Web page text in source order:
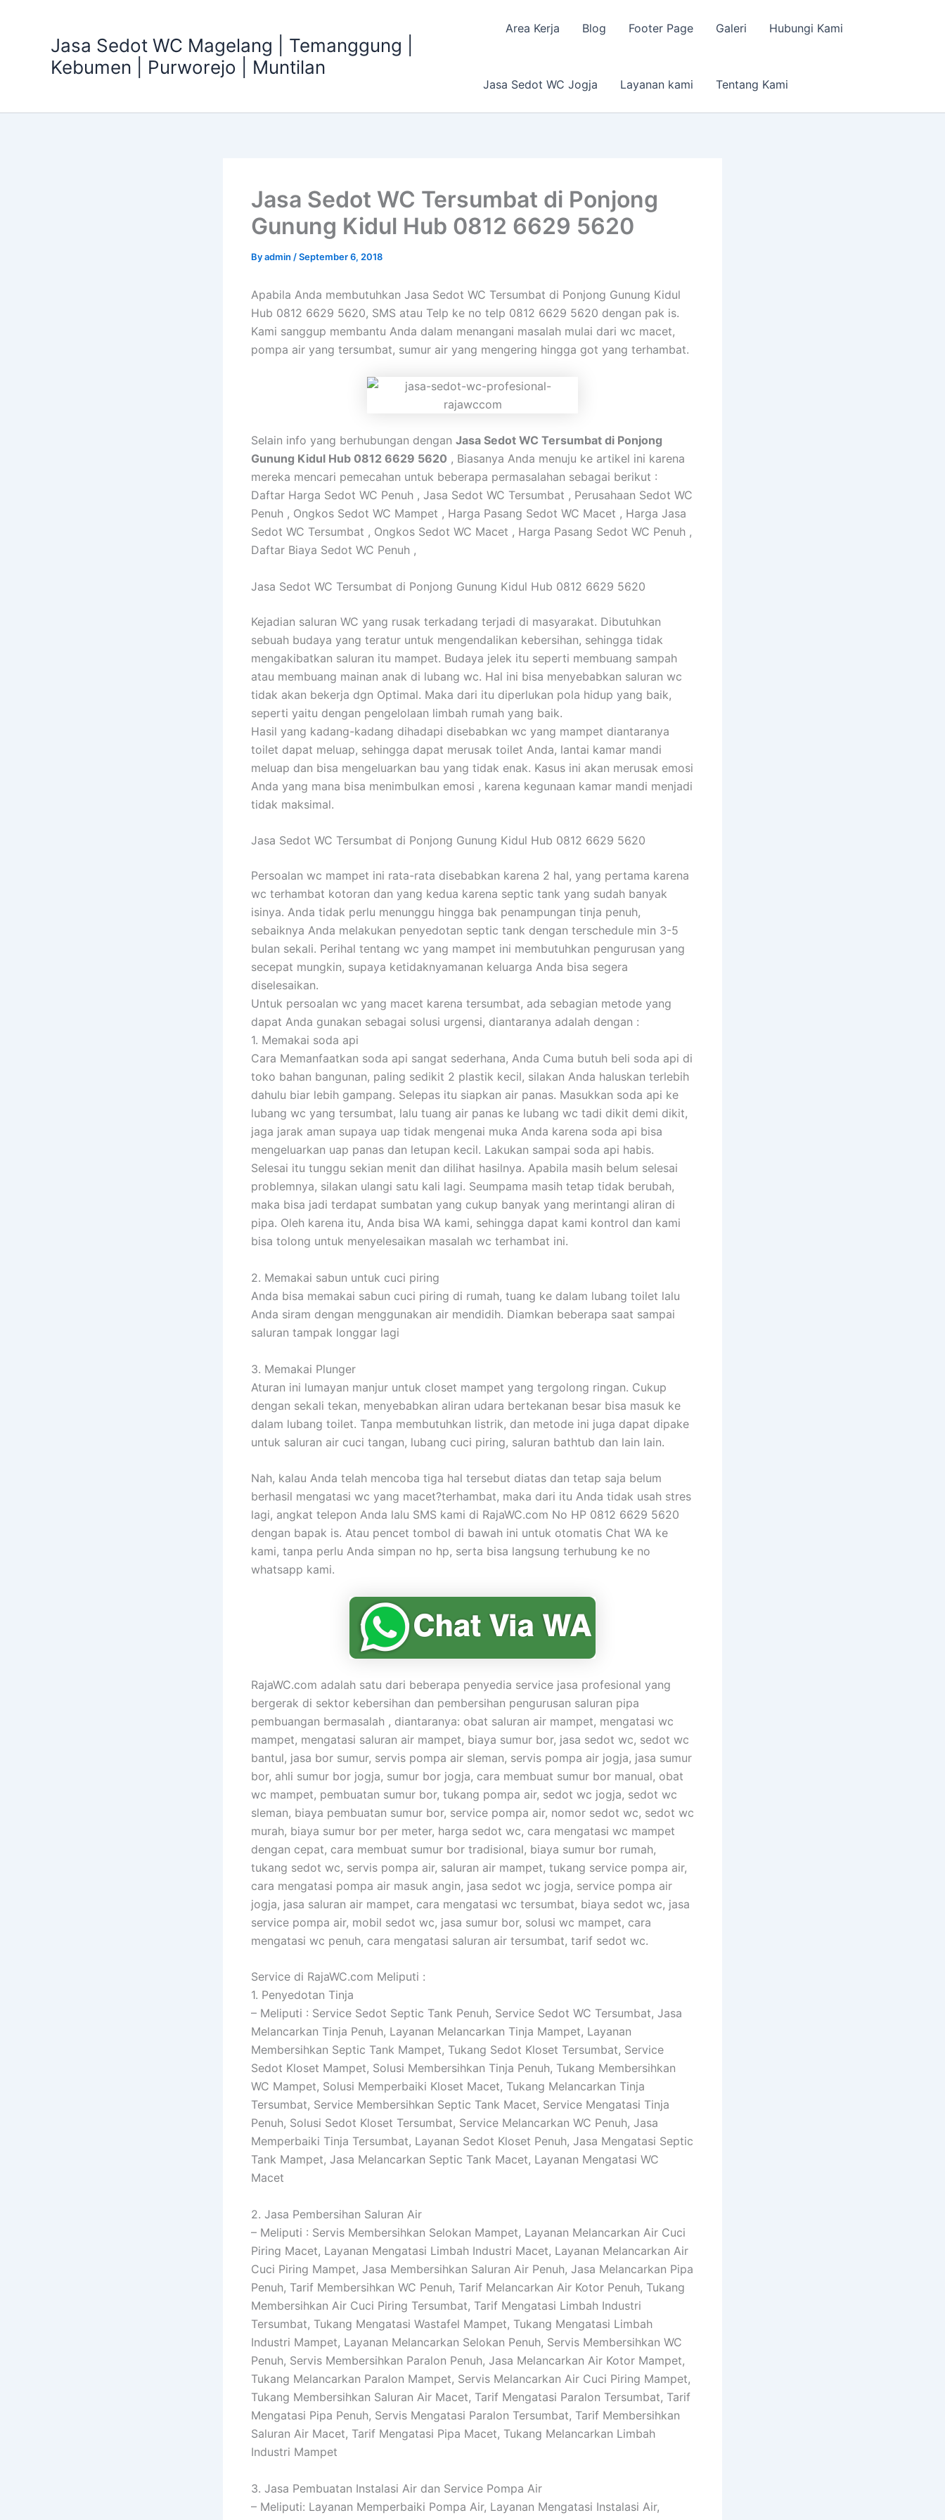
Jasa Sedot WC Magelang | Temanggung |
Kebumen | Purworejo | Muntilan
Area Kerja Blog Footer Page Galeri Hubungi Kami
Jasa Sedot WC Jogja Layanan kami Tentang Kami
Jasa Sedot WC Tersumbat di Ponjong
Gunung Kidul Hub 0812 6629 5620
Byadmin /September 6, 2018
Apabila Anda membutuhkan Jasa Sedot WC Tersumbat di Ponjong Gunung Kidul
Hub 0812 6629 5620, SMS atau Telp ke no telp 0812 6629 5620 dengan pak is.
Kami sanggup membantu Anda dalam menangani masalah mulai dari wc macet,
pompa air yang tersumbat, sumur air yang mengering hingga got yang terhambat.
Selain info yang berhubungan dengan Jasa Sedot WC Tersumbat di Ponjong
Gunung Kidul Hub 0812 6629 5620 , Biasanya Anda menuju ke artikel ini karena
mereka mencari pemecahan untuk beberapa permasalahan sebagai berikut :
Daftar Harga Sedot WC Penuh , Jasa Sedot WC Tersumbat , Perusahaan Sedot WC
Penuh , Ongkos Sedot WC Mampet , Harga Pasang Sedot WC Macet , Harga Jasa
Sedot WC Tersumbat , Ongkos Sedot WC Macet , Harga Pasang Sedot WC Penuh ,
Daftar Biaya Sedot WC Penuh ,
Jasa Sedot WC Tersumbat di Ponjong Gunung Kidul Hub 0812 6629 5620
Kejadian saluran WC yang rusak terkadang terjadi di masyarakat. Dibutuhkan
sebuah budaya yang teratur untuk mengendalikan kebersihan, sehingga tidak
mengakibatkan saluran itu mampet. Budaya jelek itu seperti membuang sampah
atau membuang mainan anak di lubang wc. Hal ini bisa menyebabkan saluran wc
tidak akan bekerja dgn Optimal. Maka dari itu diperlukan pola hidup yang baik,
seperti yaitu dengan pengelolaan limbah rumah yang baik.
Hasil yang kadang-kadang dihadapi disebabkan wc yang mampet diantaranya
toilet dapat meluap, sehingga dapat merusak toilet Anda, lantai kamar mandi
meluap dan bisa mengeluarkan bau yang tidak enak. Kasus ini akan merusak emosi
Anda yang mana bisa menimbulkan emosi , karena kegunaan kamar mandi menjadi
tidak maksimal.
Jasa Sedot WC Tersumbat di Ponjong Gunung Kidul Hub 0812 6629 5620
Persoalan wc mampet ini rata-rata disebabkan karena 2 hal, yang pertama karena
wc terhambat kotoran dan yang kedua karena septic tank yang sudah banyak
isinya. Anda tidak perlu menunggu hingga bak penampungan tinja penuh,
sebaiknya Anda melakukan penyedotan septic tank dengan terschedule min 3-5
bulan sekali. Perihal tentang wc yang mampet ini membutuhkan pengurusan yang
secepat mungkin, supaya ketidaknyamanan keluarga Anda bisa segera
diselesaikan.
Untuk persoalan wc yang macet karena tersumbat, ada sebagian metode yang
dapat Anda gunakan sebagai solusi urgensi, diantaranya adalah dengan :
1. Memakai soda api
Cara Memanfaatkan soda api sangat sederhana, Anda Cuma butuh beli soda api di
toko bahan bangunan, paling sedikit 2 plastik kecil, silakan Anda haluskan terlebih
dahulu biar lebih gampang. Selepas itu siapkan air panas. Masukkan soda api ke
lubang wc yang tersumbat, lalu tuang air panas ke lubang wc tadi dikit demi dikit,
jaga jarak aman supaya uap tidak mengenai muka Anda karena soda api bisa
mengeluarkan uap panas dan letupan kecil. Lakukan sampai soda api habis.
Selesai itu tunggu sekian menit dan dilihat hasilnya. Apabila masih belum selesai
problemnya, silakan ulangi satu kali lagi. Seumpama masih tetap tidak berubah,
maka bisa jadi terdapat sumbatan yang cukup banyak yang merintangi aliran di
pipa. Oleh karena itu, Anda bisa WA kami, sehingga dapat kami kontrol dan kami
bisa tolong untuk menyelesaikan masalah wc terhambat ini.
2. Memakai sabun untuk cuci piring
Anda bisa memakai sabun cuci piring di rumah, tuang ke dalam lubang toilet lalu
Anda siram dengan menggunakan air mendidih. Diamkan beberapa saat sampai
saluran tampak longgar lagi
3. Memakai Plunger
Aturan ini lumayan manjur untuk closet mampet yang tergolong ringan. Cukup
dengan sekali tekan, menyebabkan aliran udara bertekanan besar bisa masuk ke
dalam lubang toilet. Tanpa membutuhkan listrik, dan metode ini juga dapat dipake
untuk saluran air cuci tangan, lubang cuci piring, saluran bathtub dan lain lain.
Nah, kalau Anda telah mencoba tiga hal tersebut diatas dan tetap saja belum
berhasil mengatasi wc yang macet?terhambat, maka dari itu Anda tidak usah stres
lagi, angkat telepon Anda lalu SMS kami di RajaWC.com No HP 0812 6629 5620
dengan bapak is. Atau pencet tombol di bawah ini untuk otomatis Chat WA ke
kami, tanpa perlu Anda simpan no hp, serta bisa langsung terhubung ke no
whatsapp kami.
RajaWC.com adalah satu dari beberapa penyedia service jasa profesional yang
bergerak di sektor kebersihan dan pembersihan pengurusan saluran pipa
pembuangan bermasalah , diantaranya: obat saluran air mampet, mengatasi wc
mampet, mengatasi saluran air mampet, biaya sumur bor, jasa sedot wc, sedot wc
bantul, jasa bor sumur, servis pompa air sleman, servis pompa air jogja, jasa sumur
bor, ahli sumur bor jogja, sumur bor jogja, cara membuat sumur bor manual, obat
wc mampet, pembuatan sumur bor, tukang pompa air, sedot wc jogja, sedot wc
sleman, biaya pembuatan sumur bor, service pompa air, nomor sedot wc, sedot wc
murah, biaya sumur bor per meter, harga sedot wc, cara mengatasi wc mampet
dengan cepat, cara membuat sumur bor tradisional, biaya sumur bor rumah,
tukang sedot wc, servis pompa air, saluran air mampet, tukang service pompa air,
cara mengatasi pompa air masuk angin, jasa sedot wc jogja, service pompa air
jogja, jasa saluran air mampet, cara mengatasi wc tersumbat, biaya sedot wc, jasa
service pompa air, mobil sedot wc, jasa sumur bor, solusi wc mampet, cara
mengatasi wc penuh, cara mengatasi saluran air tersumbat, tarif sedot wc.
Service di RajaWC.com Meliputi :
1. Penyedotan Tinja
– Meliputi : Service Sedot Septic Tank Penuh, Service Sedot WC Tersumbat, Jasa
Melancarkan Tinja Penuh, Layanan Melancarkan Tinja Mampet, Layanan
Membersihkan Septic Tank Mampet, Tukang Sedot Kloset Tersumbat, Service
Sedot Kloset Mampet, Solusi Membersihkan Tinja Penuh, Tukang Membersihkan
WC Mampet, Solusi Memperbaiki Kloset Macet, Tukang Melancarkan Tinja
Tersumbat, Service Membersihkan Septic Tank Macet, Service Mengatasi Tinja
Penuh, Solusi Sedot Kloset Tersumbat, Service Melancarkan WC Penuh, Jasa
Memperbaiki Tinja Tersumbat, Layanan Sedot Kloset Penuh, Jasa Mengatasi Septic
Tank Mampet, Jasa Melancarkan Septic Tank Macet, Layanan Mengatasi WC
Macet
2. Jasa Pembersihan Saluran Air
– Meliputi : Servis Membersihkan Selokan Mampet, Layanan Melancarkan Air Cuci
Piring Macet, Layanan Mengatasi Limbah Industri Macet, Layanan Melancarkan Air
Cuci Piring Mampet, Jasa Membersihkan Saluran Air Penuh, Jasa Melancarkan Pipa
Penuh, Tarif Membersihkan WC Penuh, Tarif Melancarkan Air Kotor Penuh, Tukang
Membersihkan Air Cuci Piring Tersumbat, Tarif Mengatasi Limbah Industri
Tersumbat, Tukang Mengatasi Wastafel Mampet, Tukang Mengatasi Limbah
Industri Mampet, Layanan Melancarkan Selokan Penuh, Servis Membersihkan WC
Penuh, Servis Membersihkan Paralon Penuh, Jasa Melancarkan Air Kotor Mampet,
Tukang Melancarkan Paralon Mampet, Servis Melancarkan Air Cuci Piring Mampet,
Tukang Membersihkan Saluran Air Macet, Tarif Mengatasi Paralon Tersumbat, Tarif
Mengatasi Pipa Penuh, Servis Mengatasi Paralon Tersumbat, Tarif Membersihkan
Saluran Air Macet, Tarif Mengatasi Pipa Macet, Tukang Melancarkan Limbah
Industri Mampet
3. Jasa Pembuatan Instalasi Air dan Service Pompa Air
– Meliputi: Layanan Memperbaiki Pompa Air, Layanan Mengatasi Instalasi Air,